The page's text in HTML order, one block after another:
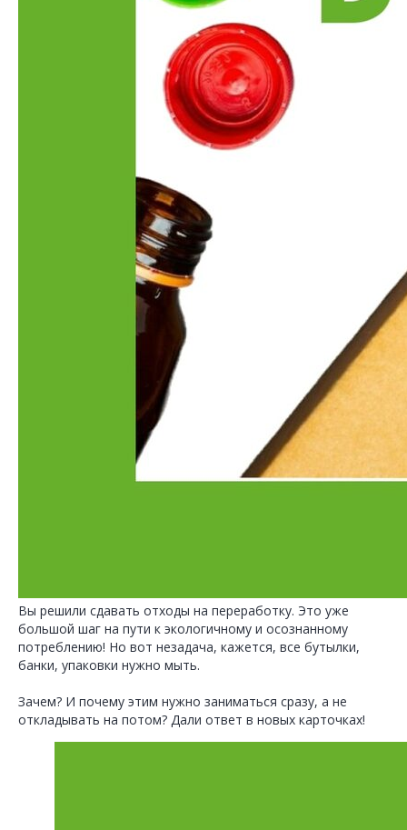
Вы решили сдавать отходы на переработку. Это уже
большой шаг на пути к экологичному и осознанному
потреблению! Но вот незадача, кажется, все бутылки,
банки, упаковки нужно мыть.
Зачем? И почему этим нужно заниматься сразу, а не
откладывать на потом? Дали ответ в новых карточках!